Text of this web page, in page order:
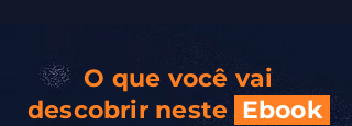
O que você vai
descobrir neste Ebook